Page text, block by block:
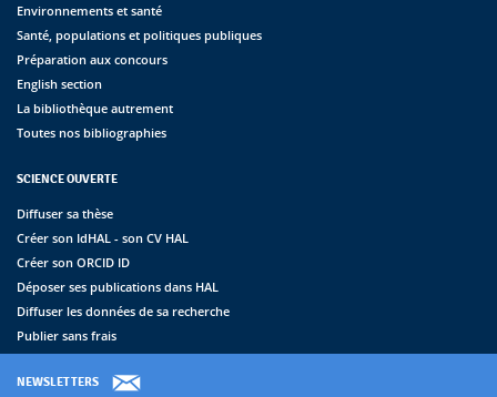
Environnements et santé
Santé, populations et politiques publiques
Préparation aux concours
English section
La bibliothèque autrement
Toutes nos bibliographies
SCIENCE OUVERTE
Diffuser sa thèse
Créer son IdHAL - son CV HAL
Créer son ORCID ID
Déposer ses publications dans HAL
Diffuser les données de sa recherche
Publier sans frais
NEWSLETTERS